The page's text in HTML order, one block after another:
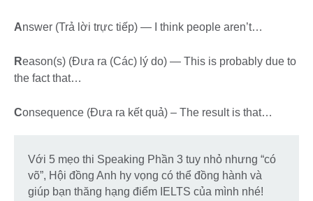
Answer (Trả lời trực tiếp) — I think people aren’t…
Reason(s) (Đưa ra (Các) lý do) — This is probably due to
the fact that…
Consequence (Đưa ra kết quả) – The result is that…
Với 5 mẹo thi Speaking Phần 3 tuy nhỏ nhưng “có
võ”, Hội đồng Anh hy vọng có thể đồng hành và
giúp bạn thăng hạng điểm IELTS của mình nhé!